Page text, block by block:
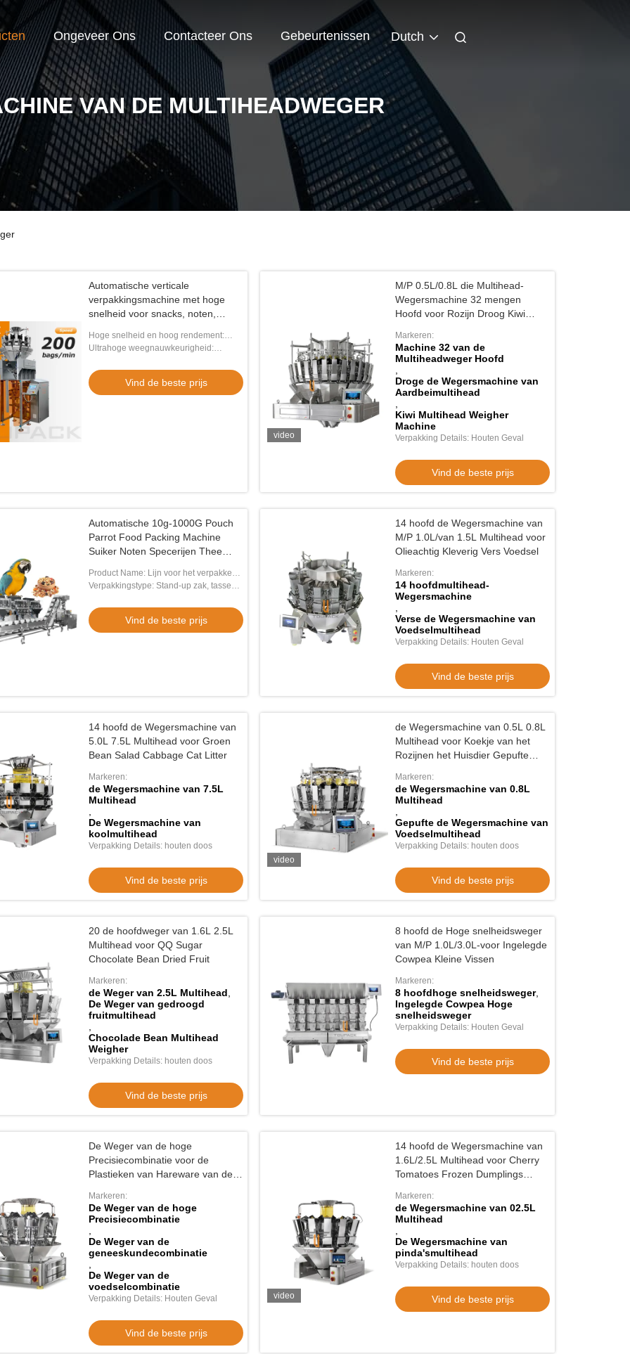
Ongeveer Ons Contacteer Ons Gebeurtenissen Dutch
VAN DE MULTIHEADWEGER
Automatische verticale
verpakkingsmachine met hoge
snelheid voor snacks, noten,
voedselverpakkingsmachine
Hoge snelheid en hoog rendement:
Verpakkingssnelheid 20–200
continue werking.
Ultrahoge weegnauwkeurigheid:
effectief materiaalverspilling.
Vind de beste prijs
video
M/P 0.5L/0.8L die Multihead-
Wegersmachine 32 mengen
Hoofd voor Rozijn Droog Kiwi
Markeren:
Machine 32 van de
Multiheadweger Hoofd
Droge de Wegersmachine van
Aardbeimultihead
Kiwi Multihead Weigher
Machine
Verpakking Details: Houten Geval
Vind de beste prijs
Automatische 10g-1000G Pouch
Parrot Food Packing Machine
Suiker Noten Specerijen Thee
Multihead Weiger
Product Name: Lijn voor het verpakken
van mengvoeders voor papegaaien
Verpakkingstype: Stand-up zak, tassen,
Vind de beste prijs
14 hoofd de Wegersmachine van
M/P 1.0L/van 1.5L Multihead voor
Olieachtig Kleverig Vers Voedsel
Markeren:
14 hoofdmultihead-
Wegersmachine
Verse de Wegersmachine van
Voedselmultihead
Verpakking Details: Houten Geval
Vind de beste prijs
14 hoofd de Wegersmachine van
5.0L 7.5L Multihead voor Groen
Bean Salad Cabbage Cat Litter
Markeren:
de Wegersmachine van 7.5L
Multihead
De Wegersmachine van
koolmultihead
Verpakking Details: houten doos
Vind de beste prijs
video
de Wegersmachine van 0.5L 0.8L
Multihead voor Koekje van het
Rozijnen het Huisdier Gepufte
Markeren:
de Wegersmachine van 0.8L
Multihead
Gepufte de Wegersmachine van
Voedselmultihead
Verpakking Details: houten doos
Vind de beste prijs
20 de hoofdweger van 1.6L 2.5L
Multihead voor QQ Sugar
Chocolate Bean Dried Fruit
Markeren:
de Weger van 2.5L Multihead
De Weger van gedroogd
fruitmultihead
Chocolade Bean Multihead
Weigher
Verpakking Details: houten doos
Vind de beste prijs
8 hoofd de Hoge snelheidsweger
van M/P 1.0L/3.0L-voor Ingelegde
Cowpea Kleine Vissen
Markeren:
8 hoofdhoge snelheidsweger,
Ingelegde Cowpea Hoge
snelheidsweger
Verpakking Details: Houten Geval
Vind de beste prijs
De Weger van de hoge
Precisiecombinatie voor de
Plastieken van Hareware van de
Markeren:
De Weger van de hoge
Precisiecombinatie
De Weger van de
geneeskundecombinatie
De Weger van de
voedselcombinatie
Verpakking Details: Houten Geval
Vind de beste prijs
video
14 hoofd de Wegersmachine van
1.6L/2.5L Multihead voor Cherry
Tomatoes Frozen Dumplings
Markeren:
de Wegersmachine van 02.5L
Multihead
De Wegersmachine van
pinda'smultihead
Verpakking Details: houten doos
Vind de beste prijs